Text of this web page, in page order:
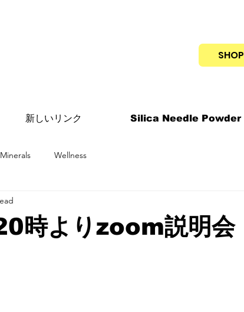
SHOP
新しいリンク Silica Needle Powder
Wellness
時よりzoom説明会